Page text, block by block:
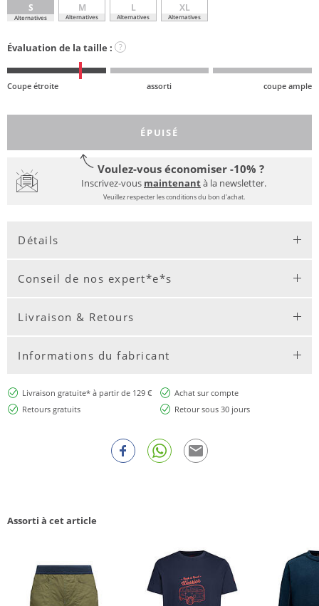
S
Alternatives
M
Alternatives
L
Alternatives
XL
Alternatives
Évaluation de la taille : ?
Coupe étroite assorti coupe ample
ÉPUISÉ
Voulez-vous économiser -10% ?
Inscrivez-vous maintenantà la newsletter.
Veuillez respecter les conditions du bon d'achat.
Détails
Conseil de nos expert*e*s
Livraison & Retours
Informations du fabricant
Livraison gratuite* à partir de 129 €
Achat sur compte
Retours gratuits
Retour sous 30 jours
Assorti à cet article